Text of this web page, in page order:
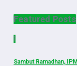
Featured Posts
1
Sambut Ramadhan,